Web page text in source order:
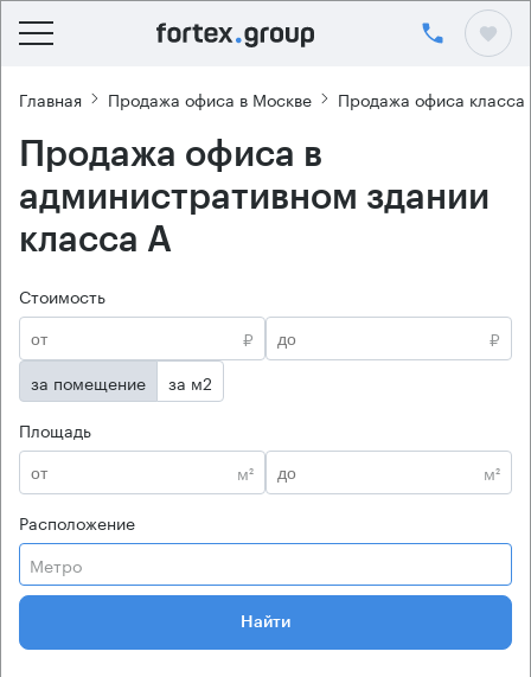
Главная Продажа офиса в Москве Продажа офиса класса
Продажа офиса в
административном здании
класса А
Стоимость
₽
₽
за помещение
за м2
Площадь
м²
м²
Расположение
Метро
Найти